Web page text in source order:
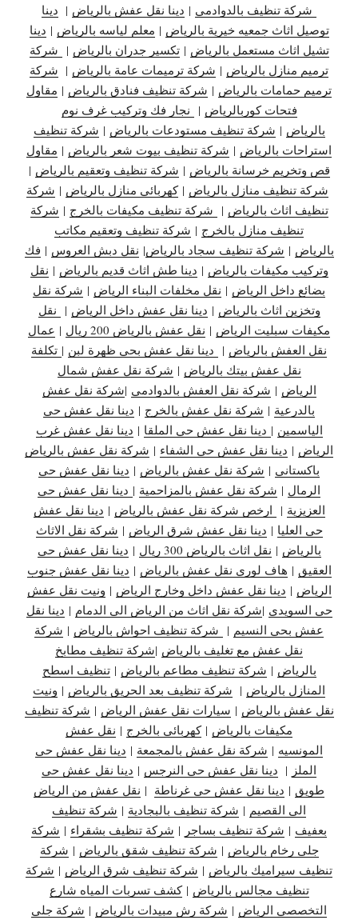
شركة تنظيف بالدوادمي | دينا نقل عفش بالرياض | دينا
توصيل اثاث جمعيه خيرية بالرياض | معلم لياسه بالرياض | دينا
تشيل اثاث مستعمل بالرياض |تكسير جدران بالرياض | شركة
ترميم منازل بالرياض | شركة ترميمات عامة بالرياض | شركة
ترميم حمامات بالرياض | شركة تنظيف فنادق بالرياض | مقاول
فتحات كوربالرياض | نجار فك وتركيب غرف نوم
بالرياض | شركة تنظيف مستودعات بالرياض | شركة تنظيف
استراحات بالرياض | شركة تنظيف بيوت شعر بالرياض | مقاول
قص وتخريم خرسانة بالرياض | شركة تنظيف وتعقيم بالرياض |
شركة تنظيف منازل بالرياض |كهربائي منازل بالرياض | شركة
تنظيف اثاث بالرياض | شركة تنظيف مكيفات بالخرج | شركة
تنظيف منازل بالخرج | شركة تنظيف وتعقيم مكاتب
بالرياض | شركة تنظيف سجاد بالرياض| نقل دبش العروس | فك
وتركيب مكيفات بالرياض | دينا طش اثاث قديم بالرياض | نقل
بضائع داخل الرياض | نقل مخلفات البناء الرياض | شركة نقل
وتخزين اثاث بالرياض | دينا نقل عفش داخل الرياض | نقل
مكيفات سبليت الرياض | نقل عفش بالرياض 200 ريال | عمال
نقل العفش بالرياض | دينا نقل عفش بحي ظهرة لبن | تكلفة
نقل عفش بيتك بالرياض | شركة نقل عفش شمال
الرياض | شركة نقل العفش بالدوادمي |شركة نقل عفش
بالدرعية | شركة نقل عفش بالخرج | دينا نقل عفش حي
الياسمين | دينا نقل عفش حي الملقا | دينا نقل عفش غرب
الرياض | دينا نقل عفش حي الشفاء | شركة نقل عفش بالرياض
باكستاني | شركة نقل عفش بالرياض | دينا نقل عفش حي
الرمال | شركة نقل عفش بالمزاحمية | دينا نقل عفش حي
العزيزية | ارخص شركة نقل عفش بالرياض | دينا نقل عفش
حي العليا | دينا نقل عفش شرق الرياض | شركة نقل الاثاث
بالرياض | نقل اثاث بالرياض 300 ريال | دينا نقل عفش حي
العقيق | هاف لوري نقل عفش بالرياض | دينا نقل عفش جنوب
الرياض | دينا نقل عفش داخل وخارج الرياض | ونيت نقل عفش
حي السويدي |شركة نقل اثاث من الرياض الى الدمام | دينا نقل
عفش بحي النسيم | شركة تنظيف احواش بالرياض | شركة
نقل عفش مع تغليف بالرياض |شركة تنظيف مطابخ
بالرياض | شركة تنظيف مطاعم بالرياض |تنظيف اسطح
المنازل بالرياض | شركة تنظيف بعد الحريق بالرياض | ونيت
نقل عفش بالرياض | سيارات نقل عفش الرياض | شركة تنظيف
مكيفات بالرياض |كهربائي بالخرج | نقل عفش
المونسيه | شركة نقل عفش بالمجمعة | دينا نقل عفش حي
الملز | دينا نقل عفش حي النرجس | دينا نقل عفش حي
طويق | دينا نقل عفش حي غرناطة | نقل عفش من الرياض
الى القصيم | شركة تنظيف بالبجادية | شركة تنظيف
بعفيف | شركة تنظيف بساجر | شركة تنظيف بشقراء | شركة
جلى رخام بالرياض | شركة تنظيف شقق بالرياض | شركة
تنظيف سيراميك بالرياض | شركة تنظيف شرق الرياض | شركة
تنظيف مجالس بالرياض |كشف تسربات المياه شارع
التخصصي الرياض | شركة رش مبيدات بالرياض | شركة جلي